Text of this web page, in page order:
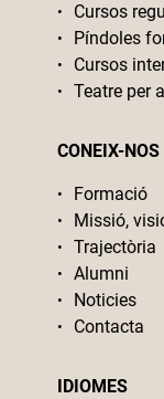
Cursos
Píndoles
Cursos
Teatre per
CONEIX-NOS
Formació
Missió,
Trajectòria
Alumni
Noticies
Contacta
IDIOMES